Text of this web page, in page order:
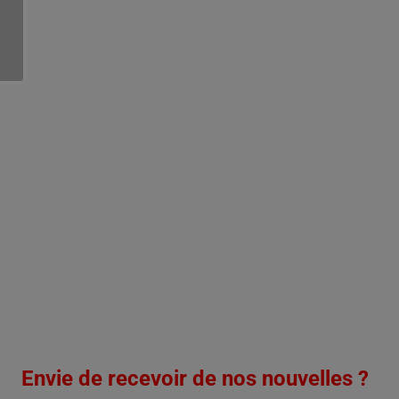
Envie de recevoir de nos nouvelles ?